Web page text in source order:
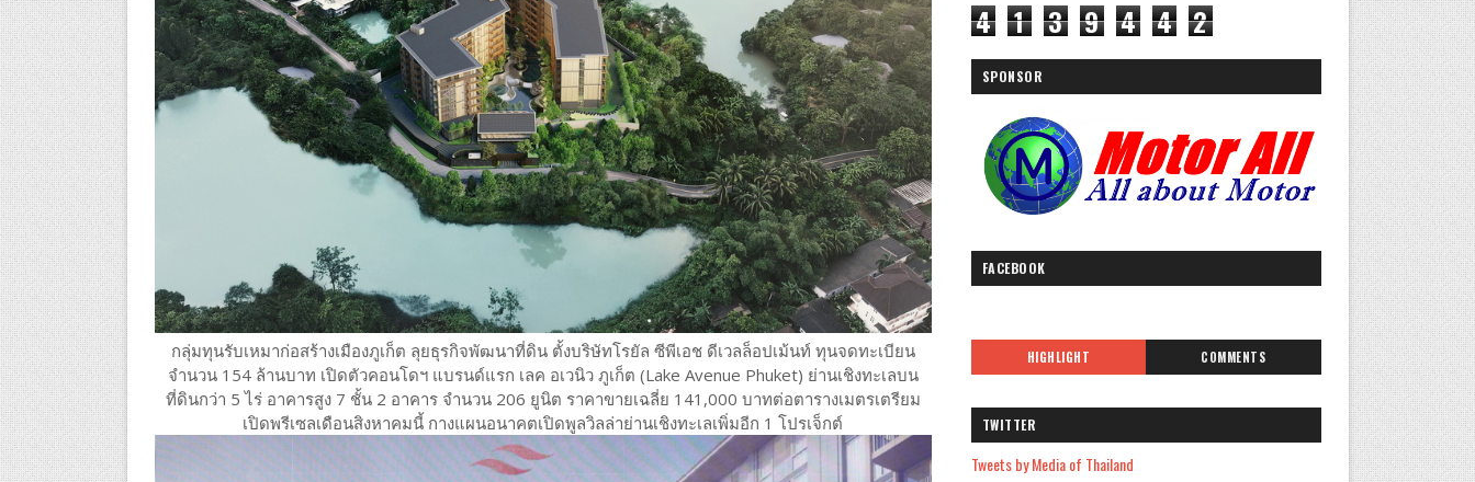
กลุ่มทุนรับเหมาก่อสร้างเมืองภูเก็ต ลุยธุรกิจพัฒนาที่ดิน ตั้งบริษัทโรยัล ซีพีเอช ดีเวลล็อปเม้นท์ ทุนจดทะเบียน
จำนวน 154 ล้านบาท เปิดตัวคอนโดฯ แบรนด์แรก เลค อเวนิว ภูเก็ต (Lake Avenue Phuket) ย่านเชิงทะเลบน
ที่ดินกว่า 5 ไร่ อาคารสูง 7 ชั้น 2 อาคาร จำนวน 206 ยูนิต ราคาขายเฉลี่ย 141,000 บาทต่อตารางเมตรเตรียม
เปิดพรีเซลเดือนสิงหาคมนี้ กางแผนอนาคตเปิดพูลวิลล่าย่านเชิงทะเลเพิ่มอีก 1 โปรเจ็กต์
4 1 3 9 4 4 2
SPONSOR
FACEBOOK
HIGHLIGHT COMMENTS
TWITTER
Tweets by Media of Thailand